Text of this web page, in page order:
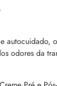
odores da